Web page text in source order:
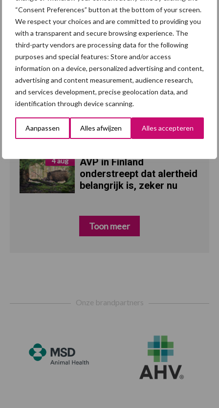
“Consent Preferences” button at the bottom of your screen.
We respect your choices and are committed to providing you
with a transparent and secure browsing experience. The
third-party vendors are processing data for the following
purposes and special features: Store and/or access
information on a device, personalized advertising and content,
advertising and content measurement, audience research,
and services development, precise geolocation data, and
identification through device scanning.
Aanpassen Alles afwijzen Alles accepteren
Recent nieuws Partner nieuws
“Vraag naar praktische
hygieneoplossingen is in
Polen groter dan ooit”
Eliminatieprotocol voor
Mycoplasma hyopneumoniae
4 aug
AVP in Finland
onderstreept dat alertheid
belangrijk is, zeker nu
Toon meer
Onze brandpartners